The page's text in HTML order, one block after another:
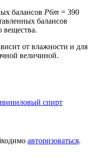
балансов Р6т = 390
балансов
вещества.
от влажности и для
величиной.
спирт
авторизоваться.